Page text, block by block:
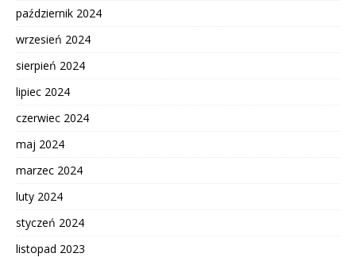
październik 2024
wrzesień 2024
sierpień 2024
lipiec 2024
czerwiec 2024
maj 2024
marzec 2024
luty 2024
styczeń 2024
listopad 2023